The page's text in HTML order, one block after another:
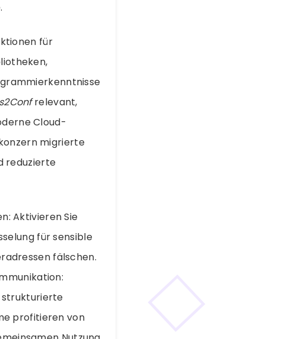
für
relevant,
Cloud-
migrierte
reduzierte
Aktivieren Sie
für sensible
fälschen.
strukturierte
profitieren von